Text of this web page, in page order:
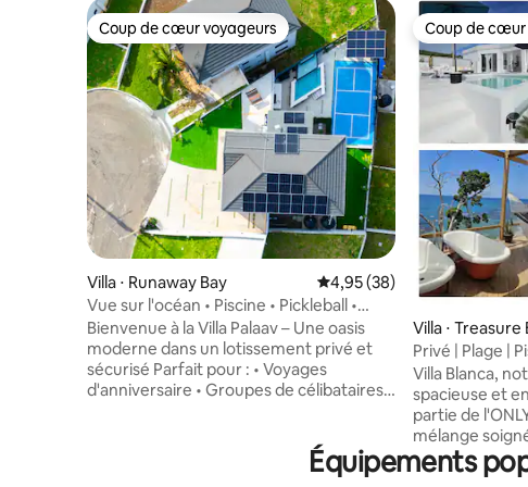
Coup de cœur voyageurs
Coup de cœur voyageurs
Villa ⋅ Runaway Bay Évaluation moyenne sur la
4,95 (38)
Vue sur l'océan • Piscine • Pickleball •
Fermé | Pour 12
Bienvenue à la Villa Palaav – Une oasis
moderne dans un lotissement privé et
sécurisé Parfait pour : • Voyages
d'anniversaire • Groupes de célibataires •
6 chambres avec vue sur l’océan
Coup de cœur
Coup de cœur
Villa ⋅ Treasure
Privé | Plage |
culinaire
Villa Blanca,
spacieuse et
partie de
mélange
charme et de
dessus d'une
Équipements